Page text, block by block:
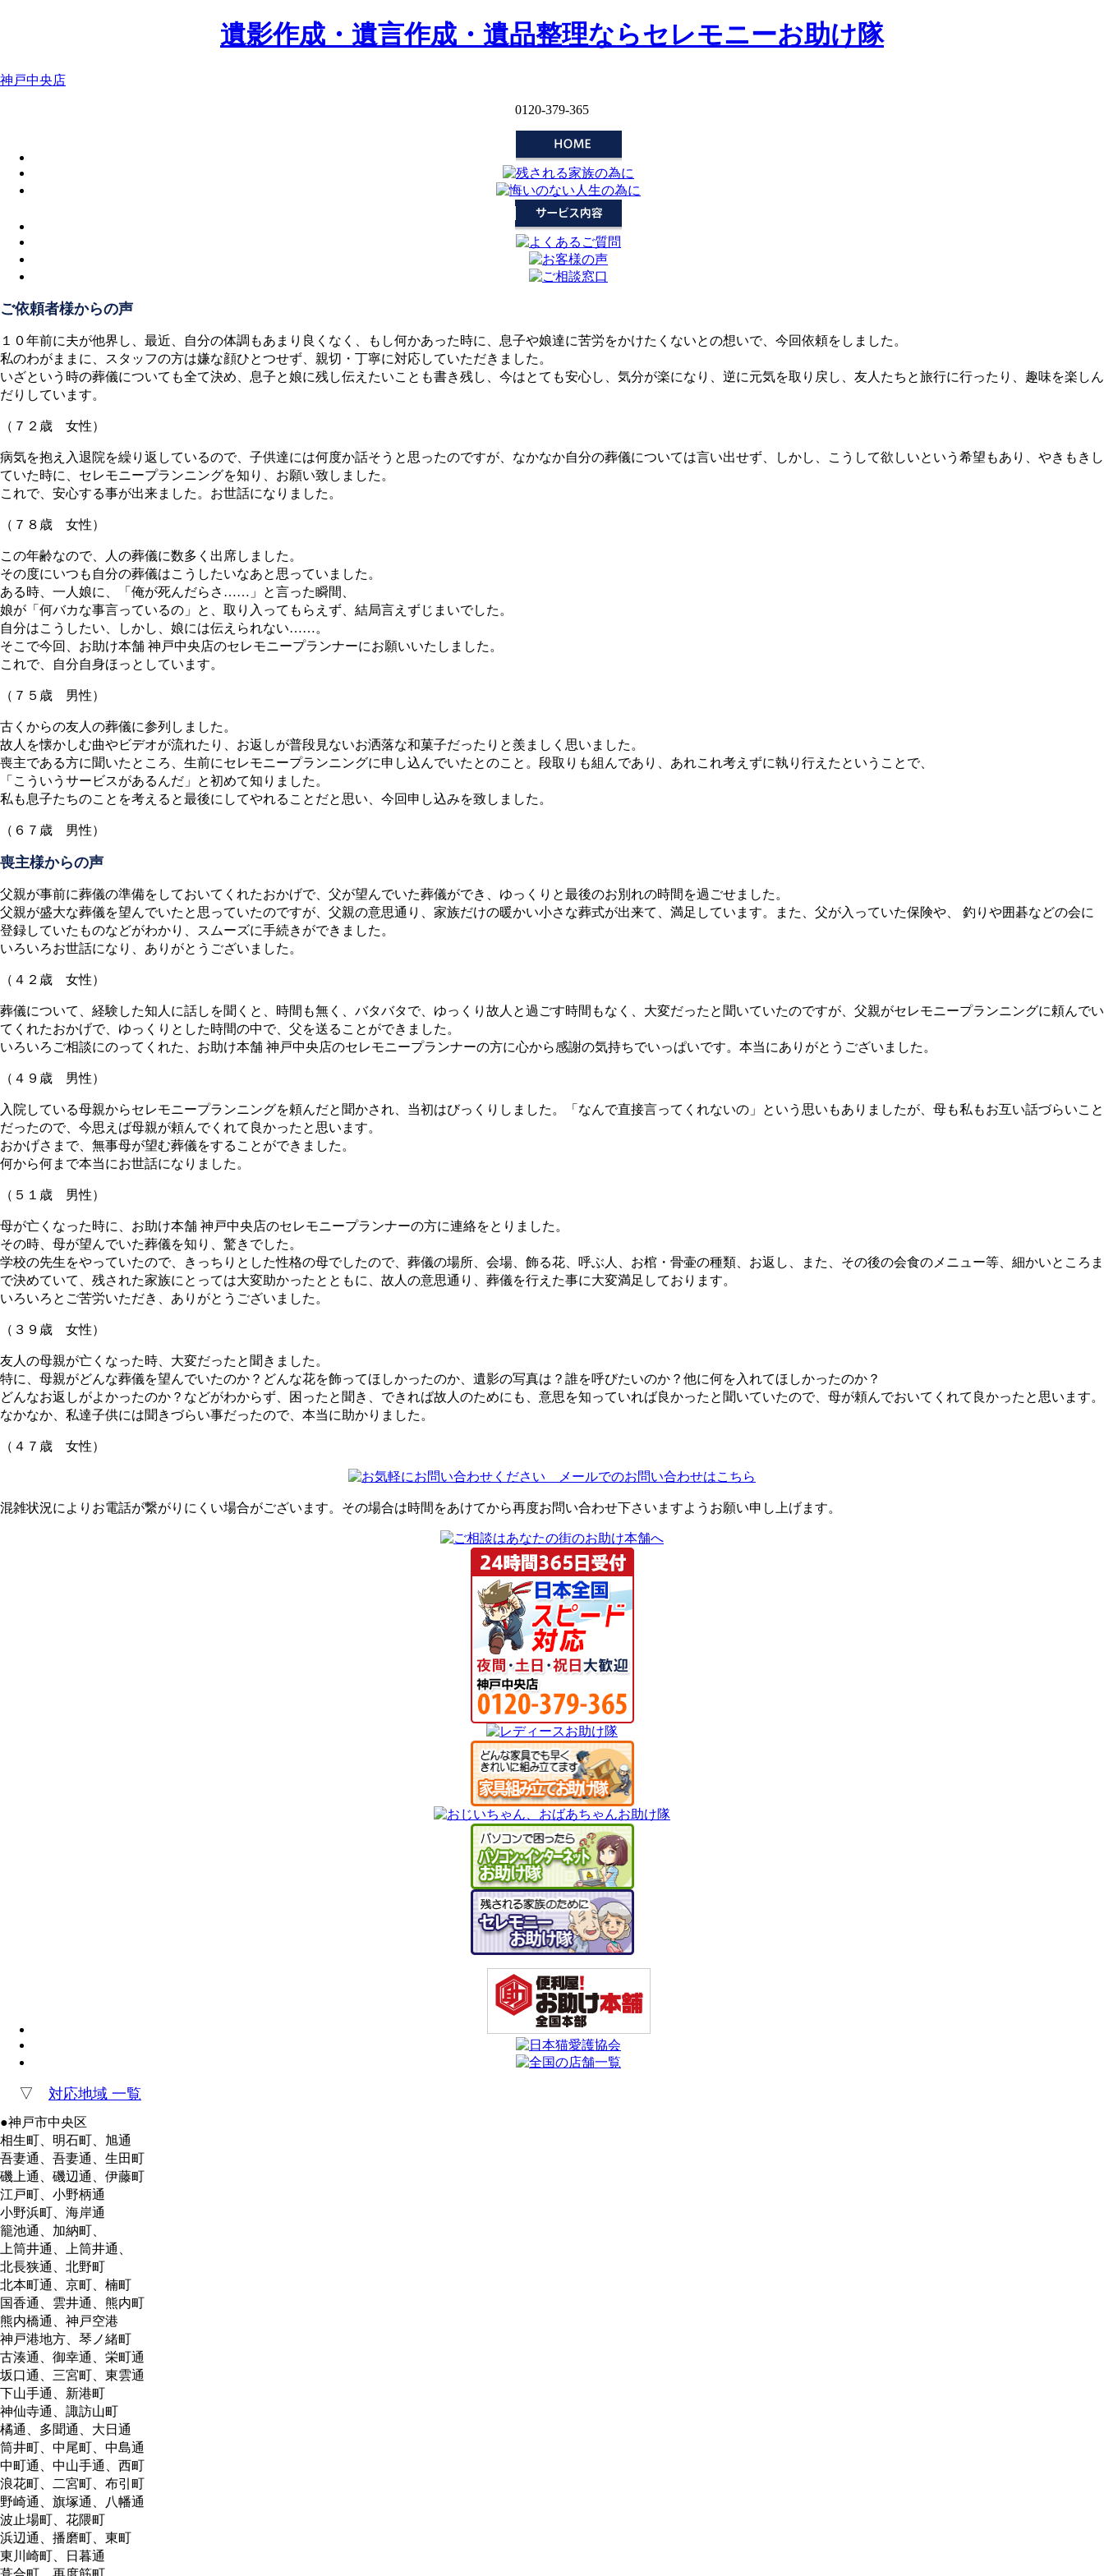
遺影作成・遺言作成・遺品整理ならセレモニーお助け隊
神戸中央店
0120-379-365
ご依頼者様からの声
１０年前に夫が他界し、最近、自分の体調もあまり良くなく、もし何かあった時に、息子や娘達に苦労をかけたくないとの想いで、今回依頼をしました。
私のわがままに、スタッフの方は嫌な顔ひとつせず、親切・丁寧に対応していただきました。
いざという時の葬儀についても全て決め、息子と娘に残し伝えたいことも書き残し、今はとても安心し、気分が楽になり、逆に元気を取り戻し、友人たちと旅行に行ったり、趣味を楽しん
だりしています。
（７２歳 女性）
病気を抱え入退院を繰り返しているので、子供達には何度か話そうと思ったのですが、なかなか自分の葬儀については言い出せず、しかし、こうして欲しいという希望もあり、やきもきし
ていた時に、セレモニープランニングを知り、お願い致しました。
これで、安心する事が出来ました。お世話になりました。
（７８歳 女性）
この年齢なので、人の葬儀に数多く出席しました。
その度にいつも自分の葬儀はこうしたいなあと思っていました。
ある時、一人娘に、「俺が死んだらさ……」と言った瞬間、
娘が「何バカな事言っているの」と、取り入ってもらえず、結局言えずじまいでした。
自分はこうしたい、しかし、娘には伝えられない……。
そこで今回、お助け本舗 神戸中央店のセレモニープランナーにお願いいたしました。
これで、自分自身ほっとしています。
（７５歳 男性）
古くからの友人の葬儀に参列しました。
故人を懐かしむ曲やビデオが流れたり、お返しが普段見ないお洒落な和菓子だったりと羨ましく思いました。
喪主である方に聞いたところ、生前にセレモニープランニングに申し込んでいたとのこと。段取りも組んであり、あれこれ考えずに執り行えたということで、
「こういうサービスがあるんだ」と初めて知りました。
私も息子たちのことを考えると最後にしてやれることだと思い、今回申し込みを致しました。
（６７歳 男性）
喪主様からの声
父親が事前に葬儀の準備をしておいてくれたおかげで、父が望んでいた葬儀ができ、ゆっくりと最後のお別れの時間を過ごせました。
父親が盛大な葬儀を望んでいたと思っていたのですが、父親の意思通り、家族だけの暖かい小さな葬式が出来て、満足しています。また、父が入っていた保険や、 釣りや囲碁などの会に
登録していたものなどがわかり、スムーズに手続きができました。
いろいろお世話になり、ありがとうございました。
（４２歳 女性）
葬儀について、経験した知人に話しを聞くと、時間も無く、バタバタで、ゆっくり故人と過ごす時間もなく、大変だったと聞いていたのですが、父親がセレモニープランニングに頼んでい
てくれたおかげで、ゆっくりとした時間の中で、父を送ることができました。
いろいろご相談にのってくれた、お助け本舗 神戸中央店のセレモニープランナーの方に心から感謝の気持ちでいっぱいです。本当にありがとうございました。
（４９歳 男性）
入院している母親からセレモニープランニングを頼んだと聞かされ、当初はびっくりしました。「なんで直接言ってくれないの」という思いもありましたが、母も私もお互い話づらいこと
だったので、今思えば母親が頼んでくれて良かったと思います。
おかげさまで、無事母が望む葬儀をすることができました。
何から何まで本当にお世話になりました。
（５１歳 男性）
母が亡くなった時に、お助け本舗 神戸中央店のセレモニープランナーの方に連絡をとりました。
その時、母が望んでいた葬儀を知り、驚きでした。
学校の先生をやっていたので、きっちりとした性格の母でしたので、葬儀の場所、会場、飾る花、呼ぶ人、お棺・骨壷の種類、お返し、また、その後の会食のメニュー等、細かいところま
で決めていて、残された家族にとっては大変助かったとともに、故人の意思通り、葬儀を行えた事に大変満足しております。
いろいろとご苦労いただき、ありがとうございました。
（３９歳 女性）
友人の母親が亡くなった時、大変だったと聞きました。
特に、母親がどんな葬儀を望んでいたのか？どんな花を飾ってほしかったのか、遺影の写真は？誰を呼びたいのか？他に何を入れてほしかったのか？
どんなお返しがよかったのか？などがわからず、困ったと聞き、できれば故人のためにも、意思を知っていれば良かったと聞いていたので、母が頼んでおいてくれて良かったと思います。
なかなか、私達子供には聞きづらい事だったので、本当に助かりました。
（４７歳 女性）
混雑状況によりお電話が繋がりにくい場合がございます。その場合は時間をあけてから再度お問い合わせ下さいますようお願い申し上げます。
▽ 対応地域 一覧
●神戸市中央区
相生町、明石町、旭通
吾妻通、吾妻通、生田町
磯上通、磯辺通、伊藤町
江戸町、小野柄通
小野浜町、海岸通
籠池通、加納町、
上筒井通、上筒井通、
北長狭通、北野町
北本町通、京町、楠町
国香通、雲井通、熊内町
熊内橋通、神戸空港
神戸港地方、琴ノ緒町
古湊通、御幸通、栄町通
坂口通、三宮町、東雲通
下山手通、新港町
神仙寺通、諏訪山町
橘通、多聞通、大日通
筒井町、中尾町、中島通
中町通、中山手通、西町
浪花町、二宮町、布引町
野崎通、旗塚通、八幡通
波止場町、花隈町
浜辺通、播磨町、東町
東川崎町、日暮通